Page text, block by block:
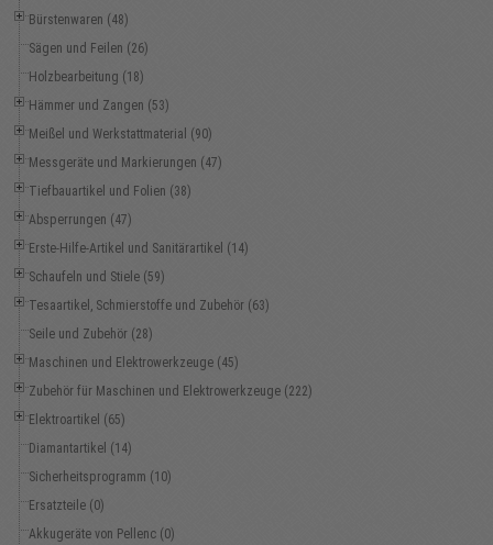
Bürstenwaren (48)
Sägen und Feilen (26)
Holzbearbeitung (18)
Hämmer und Zangen (53)
Meißel und Werkstattmaterial (90)
Messgeräte und Markierungen (47)
Tiefbauartikel und Folien (38)
Absperrungen (47)
Erste-Hilfe-Artikel und Sanitärartikel (14)
Schaufeln und Stiele (59)
Tesaartikel, Schmierstoffe und Zubehör (63)
Seile und Zubehör (28)
Maschinen und Elektrowerkzeuge (45)
Zubehör für Maschinen und Elektrowerkzeuge (222)
Elektroartikel (65)
Diamantartikel (14)
Sicherheitsprogramm (10)
Ersatzteile (0)
Akkugeräte von Pellenc (0)